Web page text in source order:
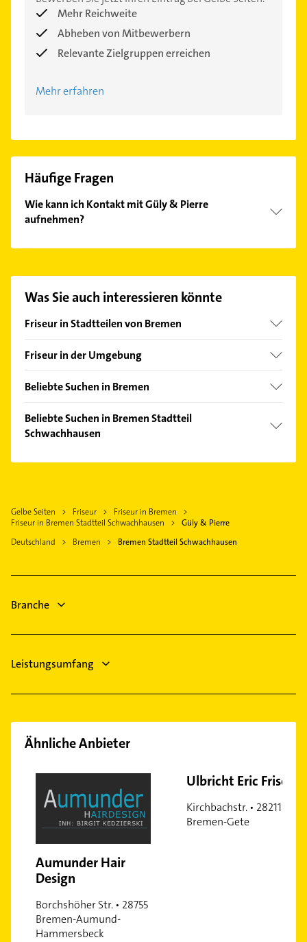
Mehr Reichweite
Abheben von Mitbewerbern
Relevante Zielgruppen erreichen
Mehr erfahren
Häufige Fragen
Wie kann ich Kontakt mit Güly & Pierre
aufnehmen?
Kontaktmöglichkeiten wie Adresse oder Mail in
finden Sie alleKontaktdaten.
Was Sie auch interessieren könnte
Friseur in Stadtteilen von Bremen
Alte Neustadt
Arbergen
Bürgerpark
Barkhof
Borgfeld
Buntentor
Ellenerbrok-Schevemoor
Fähr-Lobbendorf
Findorff-Bürgerweide
Gartenstadt Vahr
Gete
Gröpelingen
Hastedt
Hemelingen
Hohentor
Huckelriede
Hulsberg
Kattenesch
Kirchhuchting
Lüssum-Bockhorn
Lehe
Lehesterdeich
Lesum
Friseur in der Umgebung
Lilienthal
Weyhe bei Bremen
Oyten
Achim bei Bremen
Beliebte Suchen in Bremen
Bestatter
Kanalreinigung
Fensterbauer
Fenster
Rohrreinigung
Beliebte Suchen in Bremen Stadtteil
Schwachhausen
Physiotherapie
Krankengymnastik
Rechtsanwalt
Immobilien
Immobilienmakler
Gelbe Seiten Friseur
Friseur in Bremen
Friseur in Bremen Stadtteil Schwachhausen
Güly & Pierre
Deutschland
Bremen Bremen Stadtteil Schwachhausen
Branche
Leistungsumfang
Ähnliche Anbieter
Aumunder Hair
Design
Borchshöher Str. • 28755
Bremen-Aumund-
Hammersbeck
Ulbricht Eric Friseur
Kirchbachstr. • 28211
Bremen-Gete